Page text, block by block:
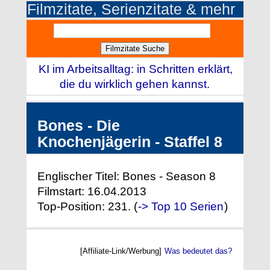
Filmzitate, Serienzitate & mehr
KI im Arbeitsalltag: in Schritten erklärt,
die du wirklich gehen kannst.
Bones - Die
Knochenjägerin - Staffel 8
Englischer Titel: Bones - Season 8
Filmstart: 16.04.2013
Top-Position: 231. (-> Top 10 Serien)
[Affiliate-Link/Werbung] Was bedeutet das?